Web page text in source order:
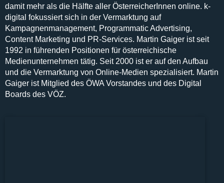
damit mehr als die Hälfte aller ÖsterreicherInnen online. k-
digital fokussiert sich in der Vermarktung auf
Kampagnenmanagement, Programmatic Advertising,
Content Marketing und PR-Services. Martin Gaiger ist seit
1992 in führenden Positionen für österreichische
Medienunternehmen tätig. Seit 2000 ist er auf den Aufbau
und die Vermarktung von Online-Medien spezialisiert. Martin
Gaiger ist Mitglied des ÖWA Vorstandes und des Digital
Boards des VÖZ.